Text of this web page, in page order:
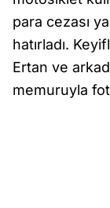
para cezası
hatırladı.
Ertan ve
memuruyla